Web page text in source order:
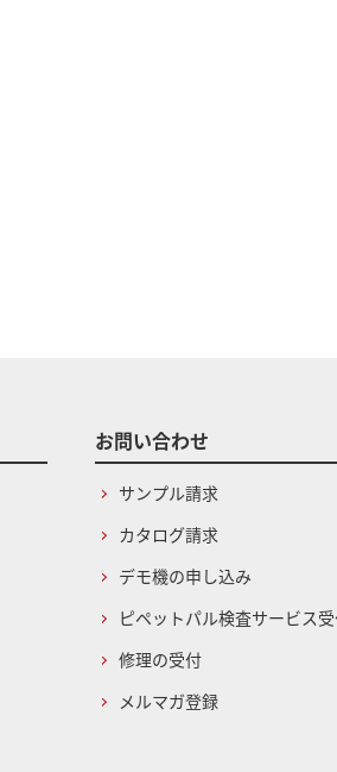
お問い合わせ
サンプル請求
カタログ請求
デモ機の申し込み
ピペットパル検査サービス
修理の受付
メルマガ登録